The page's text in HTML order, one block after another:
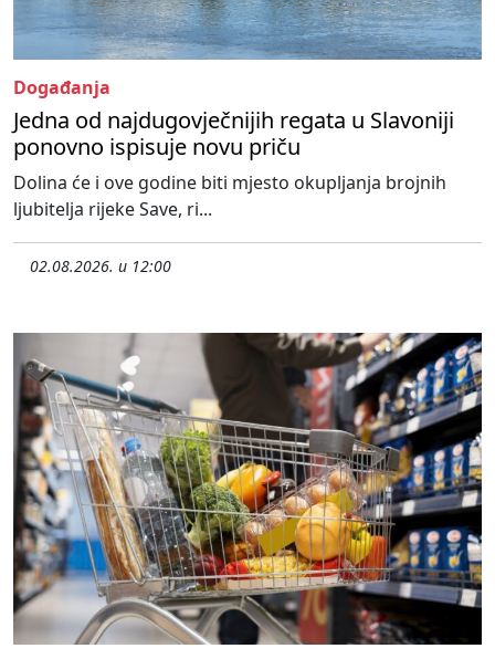
Događanja
Jedna od najdugovječnijih regata u Slavoniji
ponovno ispisuje novu priču
Dolina će i ove godine biti mjesto okupljanja brojnih
ljubitelja rijeke Save, ri...
02.08.2026. u 12:00